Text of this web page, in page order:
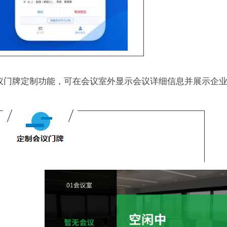
门牌定制功能，可在会议室外显示会议详细信息并展示企